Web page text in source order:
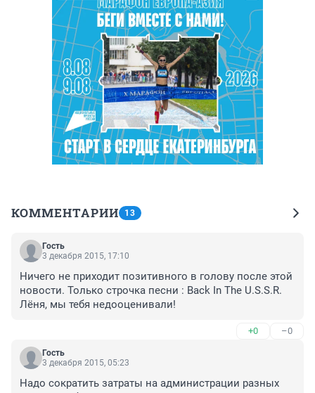
КОММЕНТАРИИ 13
Гость
3 декабря 2015, 17:10
Ничего не приходит позитивного в голову после этой
новости. Только строчка песни : Back In The U.S.S.R.
Лёня, мы тебя недооценивали!
+0 –0
Гость
3 декабря 2015, 05:23
Надо сократить затраты на администрации разных